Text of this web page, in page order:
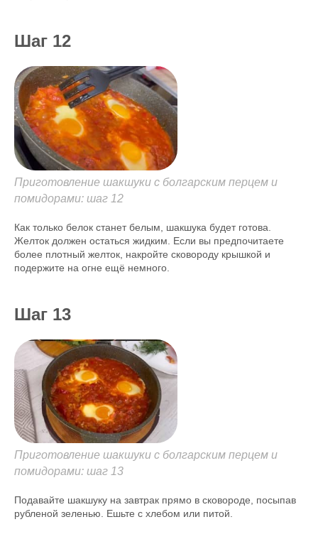
Шаг 12
Приготовление шакшуки с болгарским перцем и
помидорами: шаг 12
Как только белок станет белым, шакшука будет готова.
Желток должен остаться жидким. Если вы предпочитаете
более плотный желток, накройте сковороду крышкой и
подержите на огне ещё немного.
Шаг 13
Приготовление шакшуки с болгарским перцем и
помидорами: шаг 13
Подавайте шакшуку на завтрак прямо в сковороде, посыпав
рубленой зеленью. Ешьте с хлебом или питой.